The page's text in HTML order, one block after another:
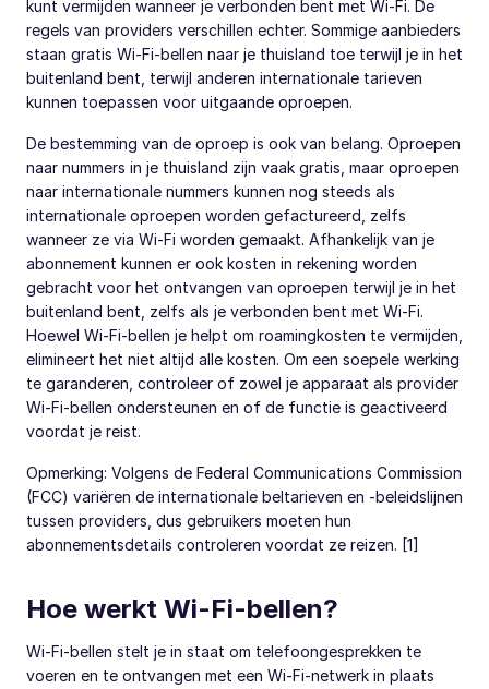
kunt vermijden wanneer je verbonden bent met Wi-Fi. De
regels van providers verschillen echter. Sommige aanbieders
staan gratis Wi-Fi-bellen naar je thuisland toe terwijl je in het
buitenland bent, terwijl anderen internationale tarieven
kunnen toepassen voor uitgaande oproepen.
De bestemming van de oproep is ook van belang. Oproepen
naar nummers in je thuisland zijn vaak gratis, maar oproepen
naar internationale nummers kunnen nog steeds als
internationale oproepen worden gefactureerd, zelfs
wanneer ze via Wi-Fi worden gemaakt. Afhankelijk van je
abonnement kunnen er ook kosten in rekening worden
gebracht voor het ontvangen van oproepen terwijl je in het
buitenland bent, zelfs als je verbonden bent met Wi-Fi.
Hoewel Wi-Fi-bellen je helpt om roamingkosten te vermijden,
elimineert het niet altijd alle kosten. Om een soepele werking
te garanderen, controleer of zowel je apparaat als provider
Wi-Fi-bellen ondersteunen en of de functie is geactiveerd
voordat je reist.
Opmerking: Volgens de Federal Communications Commission
(FCC) variëren de internationale beltarieven en -beleidslijnen
tussen providers, dus gebruikers moeten hun
abonnementsdetails controleren voordat ze reizen. [1]
Hoe werkt Wi-Fi-bellen?
Wi-Fi-bellen stelt je in staat om telefoongesprekken te
voeren en te ontvangen met een Wi-Fi-netwerk in plaats